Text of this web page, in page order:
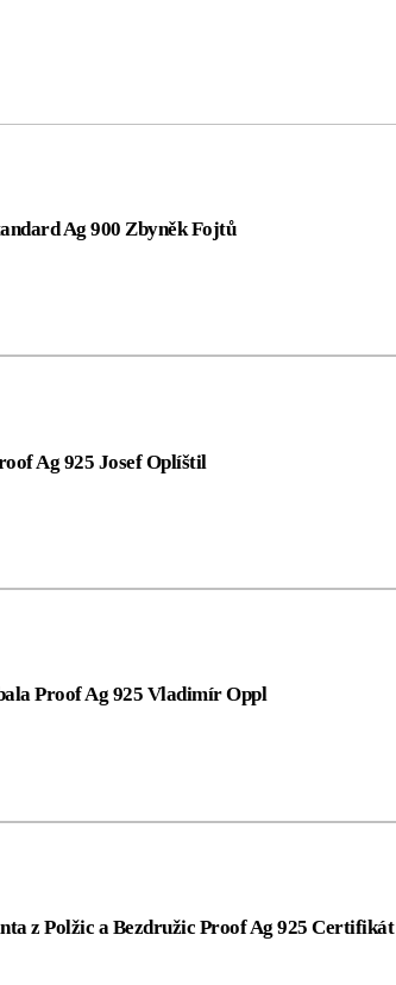
Ag 900 Zbyněk Fojtů
Ag 925 Josef Oplíštil
Proof Ag 925 Vladimír Oppl
z Polžic a Bezdružic Proof Ag 925 Certifikát